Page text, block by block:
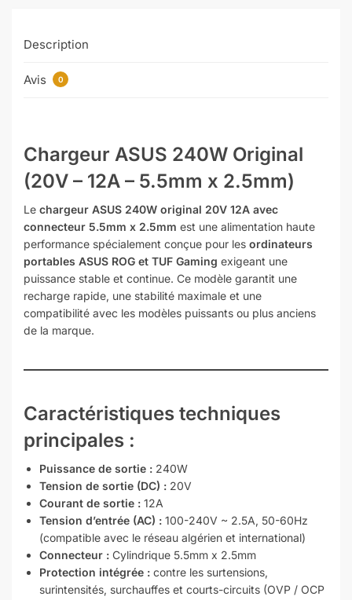
Description
Avis 0
Chargeur ASUS 240W Original
(20V – 12A – 5.5mm x 2.5mm)
Le chargeur ASUS 240W original 20V 12A avec
connecteur 5.5mm x 2.5mm est une alimentation haute
performance spécialement conçue pour les ordinateurs
portables ASUS ROG et TUF Gaming exigeant une
puissance stable et continue. Ce modèle garantit une
recharge rapide, une stabilité maximale et une
compatibilité avec les modèles puissants ou plus anciens
de la marque.
Caractéristiques techniques
principales :
Puissance de sortie : 240W
Tension de sortie (DC) : 20V
Courant de sortie : 12A
Tension d’entrée (AC) : 100-240V ~ 2.5A, 50-60Hz
(compatible avec le réseau algérien et international)
Connecteur : Cylindrique 5.5mm x 2.5mm
Protection intégrée : contre les surtensions,
surintensités, surchauffes et courts-circuits (OVP / OCP